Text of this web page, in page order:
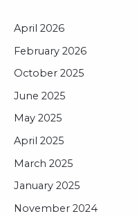
April 2026
February 2026
October 2025
June 2025
May 2025
April 2025
March 2025
January 2025
November 2024